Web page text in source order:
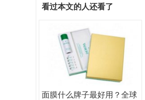
看过本文的人还看了
面膜什么牌子最好用？全球